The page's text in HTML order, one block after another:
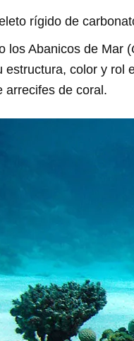
rígido de
los Abanicos de Mar (
estructura, color y rol
arrecifes de coral.